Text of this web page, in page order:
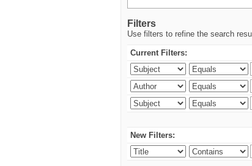
Filters
Use filters to refine the search
Current Filters:
New Filters: